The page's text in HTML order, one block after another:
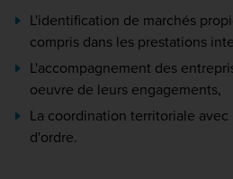
L'identification de marchés
compris dans les prestations
L'accompagnement des
oeuvre de leurs engagements,
La coordination territoriale
d'ordre.